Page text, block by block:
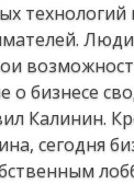
о бизнесе
Калинин.
сегодня